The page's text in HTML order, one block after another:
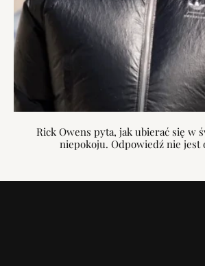
Rick Owens pyta, jak ubierać się w
niepokoju. Odpowiedź nie jest